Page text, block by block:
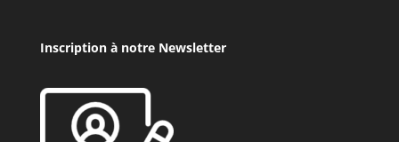
Inscription à notre Newsletter